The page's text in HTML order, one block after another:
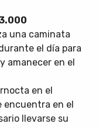
una caminata
el día para
amanecer en el
en el
encuentra en el
llevarse su